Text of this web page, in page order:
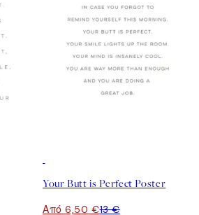
Your Butt is Perfect Poster
Από 6,50 €13 €